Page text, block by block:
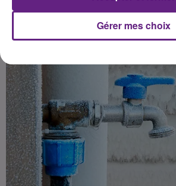
Gérer mes choix